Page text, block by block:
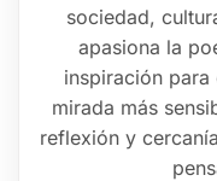
sociedad,
apasiona la
inspiración
mirada más
reflexión y